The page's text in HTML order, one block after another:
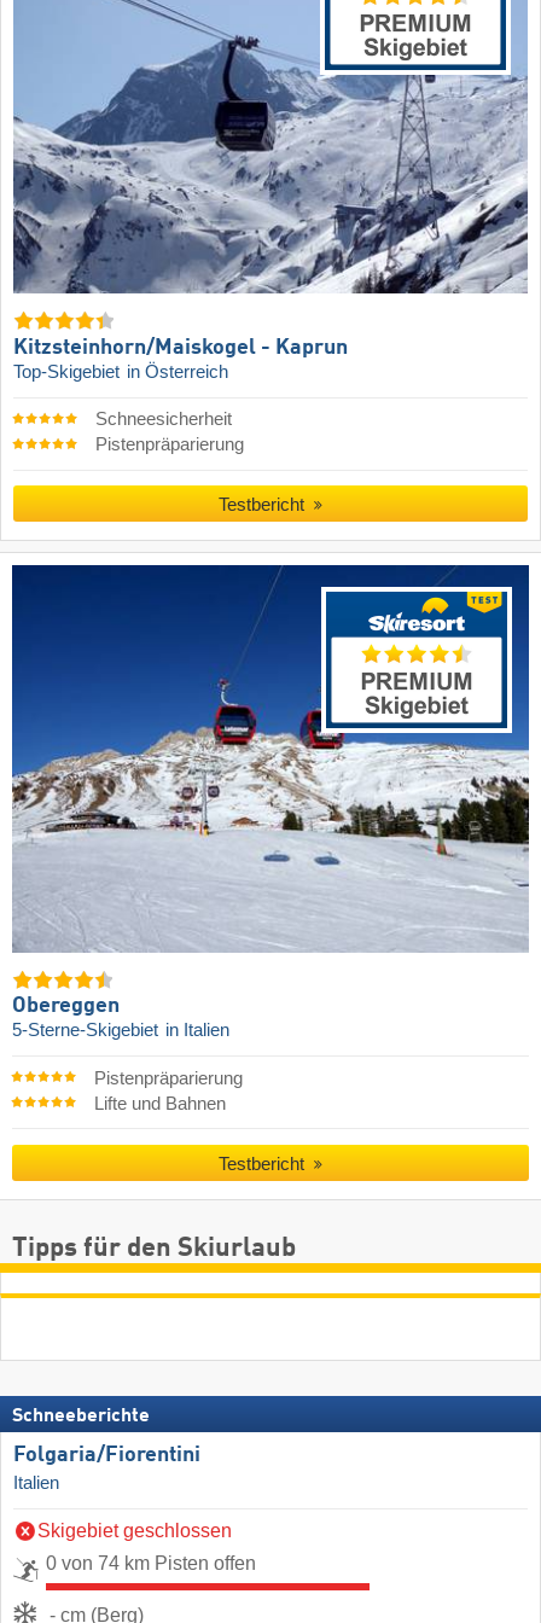
Kitzsteinhorn/​Maiskogel - Kaprun
Top-Skigebiet in Österreich
Schneesicherheit
Pistenpräparierung
Testbericht
Obereggen
5-Sterne-Skigebiet in Italien
Pistenpräparierung
Lifte und Bahnen
Testbericht
Tipps für den Skiurlaub
Schneeberichte
Folgaria/​Fiorentini
Italien
Skigebiet geschlossen
0 von 74 km Pisten offen
- cm (Berg)